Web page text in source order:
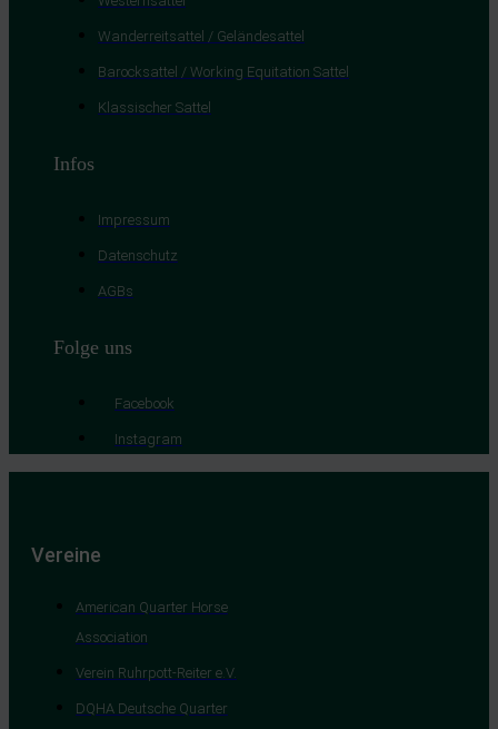
Wanderreitsattel / Geländesattel
Barocksattel / Working Equitation Sattel
Klassischer Sattel
Infos
Impressum
Datenschutz
AGBs
Folge uns
Facebook
Instagram
Vereine
American Quarter Horse
Association
Verein Ruhrpott-Reiter e.V.
DQHA Deutsche Quarter